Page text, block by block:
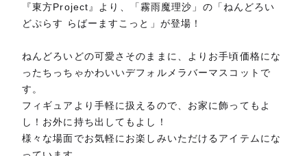
『東方Project』より、「霧雨魔理沙」の「ねんどろい
どぷらす らばーますこっと」が登場！
ねんどろいどの可愛さそのままに、よりお手頃価格にな
ったちっちゃかわいいデフォルメラバーマスコットで
す。
フィギュアより手軽に扱えるので、お家に飾ってもよ
し！お外に持ち出してもよし！
様々な場面でお気軽にお楽しみいただけるアイテムにな